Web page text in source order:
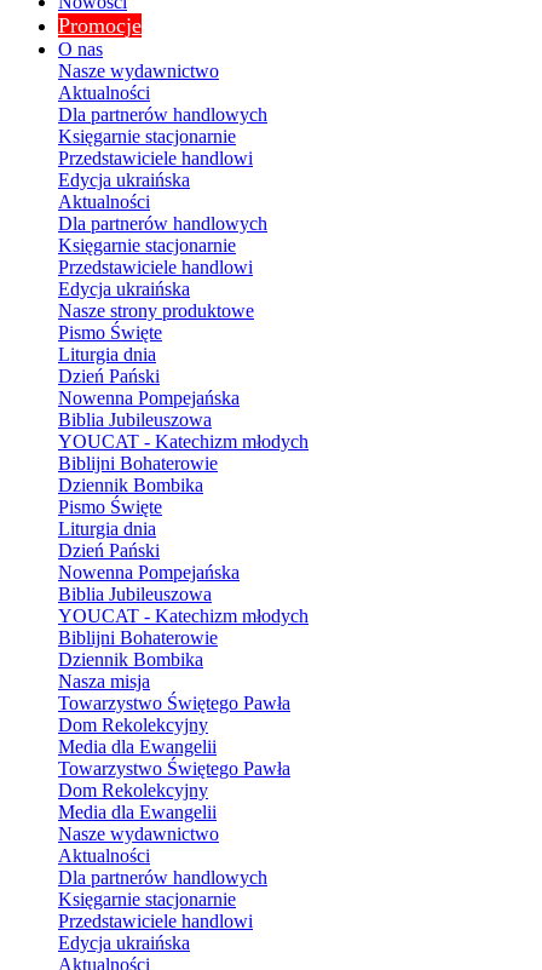
Promocje
O nas
Nasze wydawnictwo
Aktualności
Dla partnerów handlowych
Księgarnie stacjonarnie
Przedstawiciele handlowi
Edycja ukraińska
Aktualności
Dla partnerów handlowych
Księgarnie stacjonarnie
Przedstawiciele handlowi
Edycja ukraińska
Nasze strony produktowe
Pismo Święte
Liturgia dnia
Dzień Pański
Nowenna Pompejańska
Biblia Jubileuszowa
YOUCAT - Katechizm młodych
Biblijni Bohaterowie
Dziennik Bombika
Pismo Święte
Liturgia dnia
Dzień Pański
Nowenna Pompejańska
Biblia Jubileuszowa
YOUCAT - Katechizm młodych
Biblijni Bohaterowie
Dziennik Bombika
Nasza misja
Towarzystwo Świętego Pawła
Dom Rekolekcyjny
Media dla Ewangelii
Towarzystwo Świętego Pawła
Dom Rekolekcyjny
Media dla Ewangelii
Nasze wydawnictwo
Aktualności
Dla partnerów handlowych
Księgarnie stacjonarnie
Przedstawiciele handlowi
Edycja ukraińska
Aktualności